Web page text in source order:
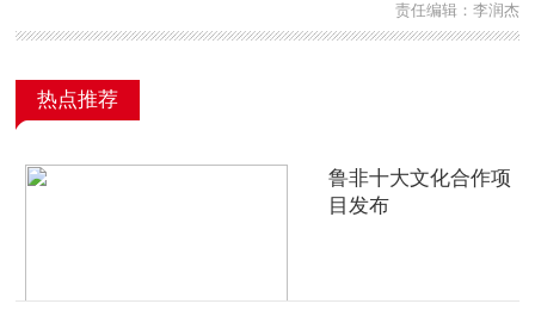
责任编辑：李润杰
热点推荐
鲁非十大文化合作项
目发布